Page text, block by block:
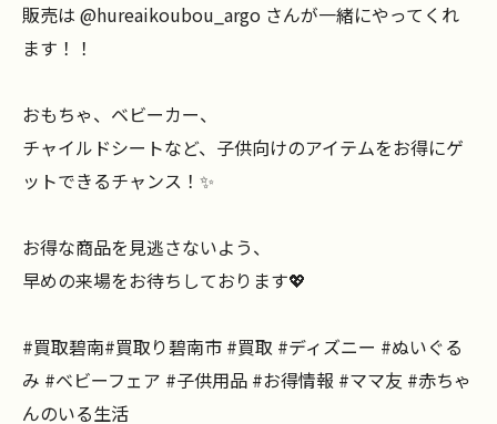
販売は @hureaikoubou_argo さんが一緒にやってくれ
ます！！
おもちゃ、ベビーカー、
チャイルドシートなど、子供向けのアイテムをお得にゲ
ットできるチャンス！✨
お得な商品を見逃さないよう、
早めの来場をお待ちしております💖
#買取碧南#買取り碧南市 #買取 #ディズニー #ぬいぐる
み #ベビーフェア #子供用品 #お得情報 #ママ友 #赤ちゃ
んのいる生活